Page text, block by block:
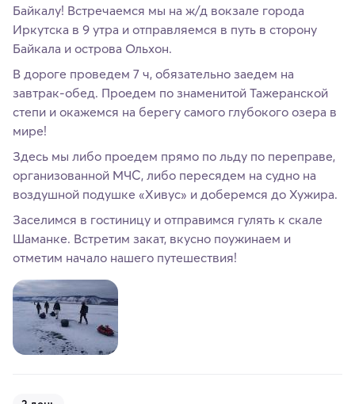
Байкалу! Встречаемся мы на ж/д вокзале города
Иркутска в 9 утра и отправляемся в путь в сторону
Байкала и острова Ольхон.
В дороге проведем 7 ч, обязательно заедем на
завтрак-обед. Проедем по знаменитой Тажеранской
степи и окажемся на берегу самого глубокого озера в
мире!
Здесь мы либо проедем прямо по льду по переправе,
организованной МЧС, либо пересядем на судно на
воздушной подушке «Хивус» и доберемся до Хужира.
Заселимся в гостиницу и отправимся гулять к скале
Шаманке. Встретим закат, вкусно поужинаем и
отметим начало нашего путешествия!